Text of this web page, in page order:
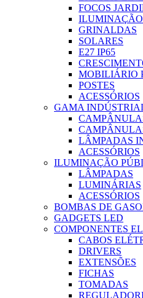
FOCOS
ILUMINAÇÃO
GRINALDAS
SOLARES
E27 IP65
MOBILIÁRIO
POSTES
ACESSÓRIOS
GAMA
LÂMPADAS
ACESSÓRIOS
ILUMINAÇÃO
LÂMPADAS
LUMINÁRIAS
ACESSÓRIOS
BOMBAS DE
GADGETS LED
COMPONENTES
CABOS
DRIVERS
EXTENSÕES
FICHAS
TOMADAS